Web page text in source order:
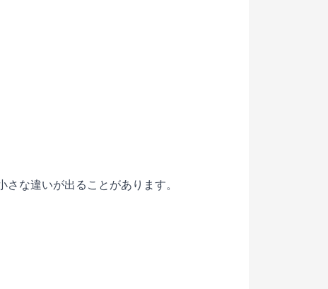
な違いが出ることがあります。